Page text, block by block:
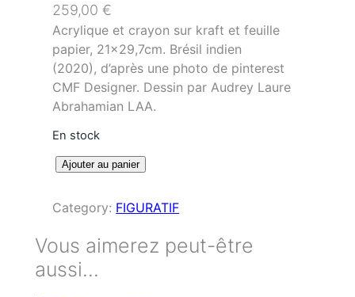
259,00€
Acrylique et crayon sur kraft et feuille
papier, 21×29,7cm. Brésil indien
(2020), d’après une photo de pinterest
CMF Designer. Dessin par Audrey Laure
Abrahamian LAA.
En stock
a
t
t
Ajouter au panier
Category: FIGURATIF
Vous aimerez peut-être
aussi…